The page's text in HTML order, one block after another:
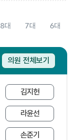
8대 7대 6대
의원 전체보기
김지헌
라윤선
손준기